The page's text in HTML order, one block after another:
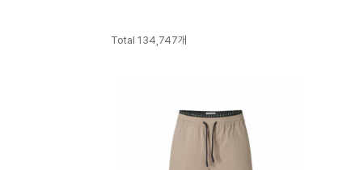
Total 134,747개